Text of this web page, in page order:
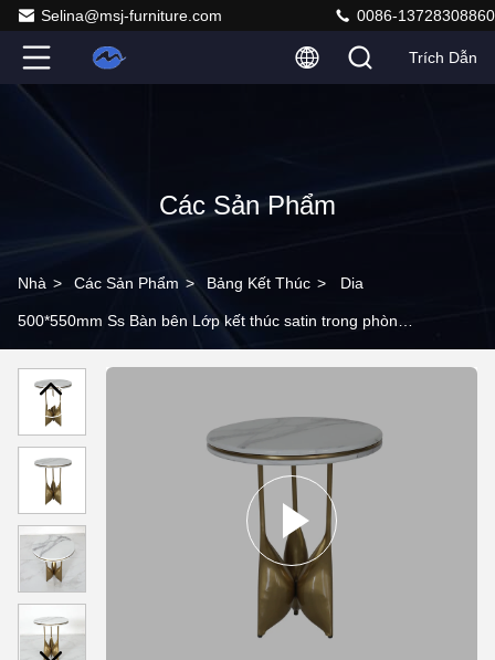
Selina@msj-furniture.com 0086-13728308860
Trích Dẫn
Các Sản Phẩm
Nhà > Các Sản Phẩm > Bảng Kết Thúc > Dia
500*550mm Ss Bàn bên Lớp kết thúc satin trong phòng